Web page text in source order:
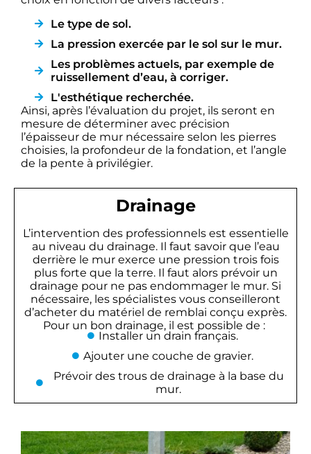
Le type de sol.
La pression exercée par le sol sur le mur.
Les problèmes actuels, par exemple de
ruissellement d’eau, à corriger.
L'esthétique recherchée.
Ainsi, après l’évaluation du projet, ils seront en
mesure de déterminer avec précision
l’épaisseur de mur nécessaire selon les pierres
choisies, la profondeur de la fondation, et l’angle
de la pente à privilégier.
Drainage
L’intervention des professionnels est essentielle
au niveau du drainage. Il faut savoir que l’eau
derrière le mur exerce une pression trois fois
plus forte que la terre. Il faut alors prévoir un
drainage pour ne pas endommager le mur. Si
nécessaire, les spécialistes vous conseilleront
d’acheter du matériel de remblai conçu exprès.
Pour un bon drainage, il est possible de :
Installer un drain français.
Ajouter une couche de gravier.
Prévoir des trous de drainage à la base du
mur.